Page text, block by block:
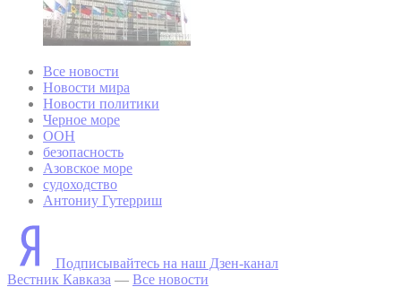
Все новости
Новости мира
Новости политики
Черное море
ООН
безопасность
Азовское море
судоходство
Антониу Гутерриш
Подписывайтесь на наш Дзен-канал
Вестник Кавказа — Все новости